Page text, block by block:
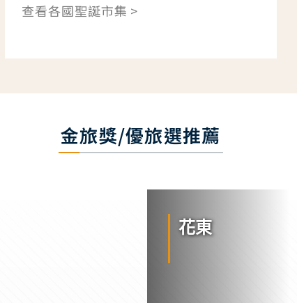
查看各國聖誕市集 >
金旅獎/優旅選推薦
花東